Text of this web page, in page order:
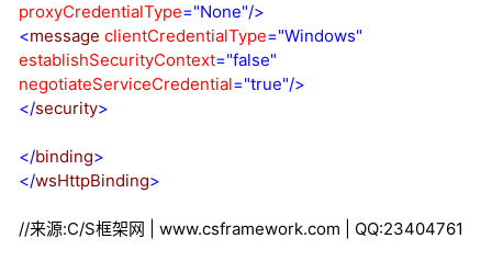
proxyCredentialType="None"/>
<message clientCredentialType="Windows"
establishSecurityContext="false"
negotiateServiceCredential="true"/>
</security>
</binding>
</wsHttpBinding>
//来源:C/S框架网 | www.csframework.com | QQ:23404761